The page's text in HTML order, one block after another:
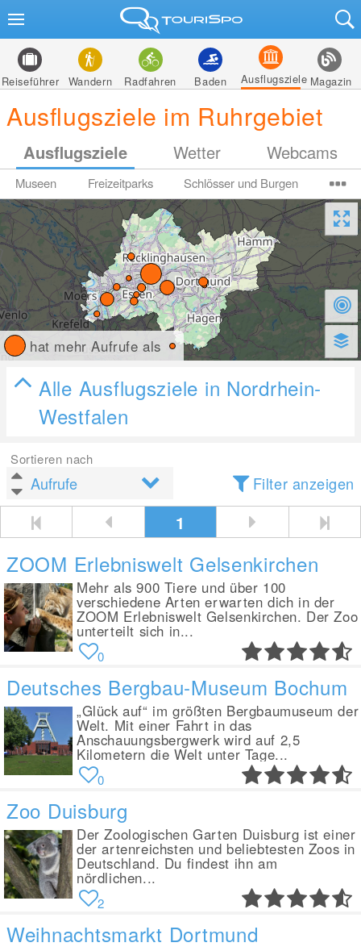
Reiseführer Wandern Radfahren Baden Ausflugsziele Magazin
Ausflugsziele im Ruhrgebiet
Ausflugsziele Wetter Webcams
Museen Freizeitparks Schlösser und Burgen
hat mehr Aufrufe als
Alle Ausflugsziele in Nordrhein-
Westfalen
Sortieren nach
Filter anzeigen
1
ZOOM Erlebniswelt Gelsenkirchen
Mehr als 900 Tiere und über 100
verschiedene Arten erwarten dich in der
ZOOM Erlebniswelt Gelsenkirchen. Der Zoo
unterteilt sich in...
0
Deutsches Bergbau-Museum Bochum
„Glück auf“ im größten Bergbaumuseum der
Welt. Mit einer Fahrt in das
Anschauungsbergwerk wird auf 2,5
Kilometern die Welt unter Tage...
0
Zoo Duisburg
Der Zoologischen Garten Duisburg ist einer
der artenreichsten und beliebtesten Zoos in
Deutschland. Du findest ihn am
nördlichen...
2
Weihnachtsmarkt Dortmund